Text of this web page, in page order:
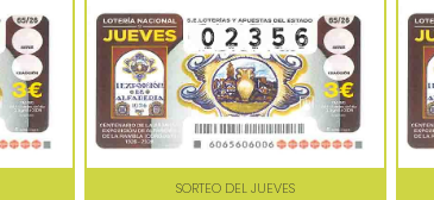
SORTEO DEL JUEVES